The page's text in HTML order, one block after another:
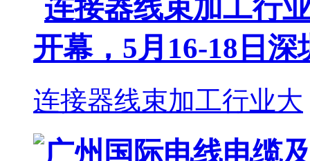
连接器线束加工行业大